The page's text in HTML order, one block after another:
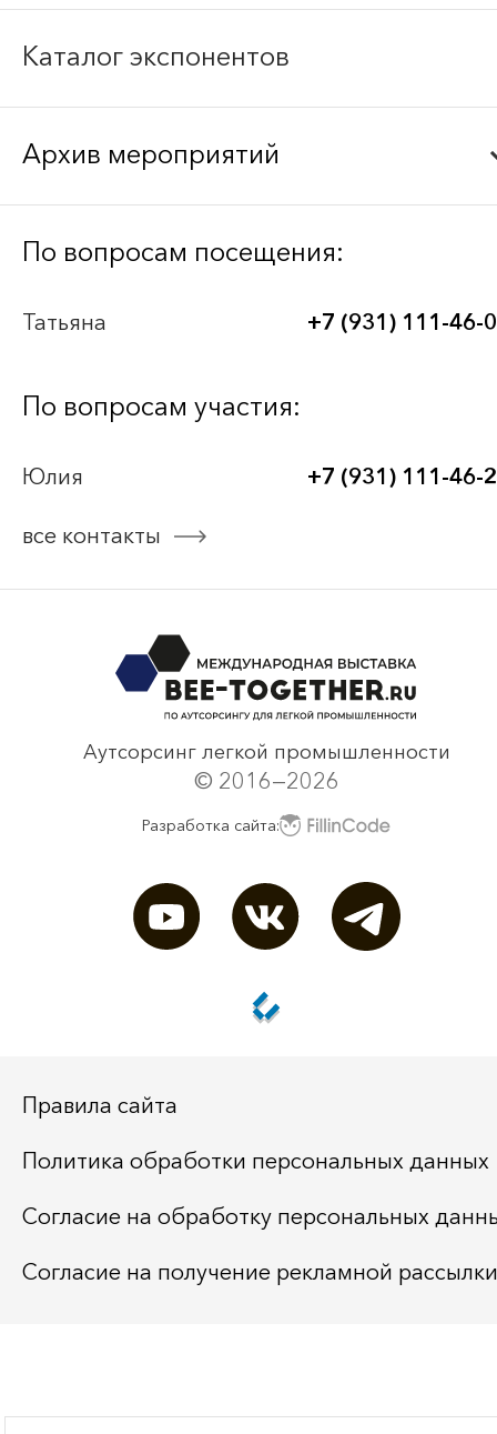
Каталог экспонентов
Архив мероприятий
Bee-Together 21 (2026)
BEE-TOGETHER.KG 3-я Международная
По вопросам посещения:
Татьяна +7 (931) 111-46-
По вопросам участия:
Юлия +7 (931) 111-46-
все контакты
Аутсорсинг легкой промышленности
© 2016—2026
Разработка сайта:
Правила сайта
Политика обработки персональных данных
Согласие на обработку персональных
Согласие на получение рекламной рассылки